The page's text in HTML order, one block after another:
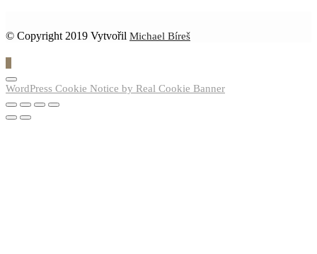
© Copyright 2019 Vytvořil Michael Bíreš
WordPress Cookie Notice by Real Cookie Banner